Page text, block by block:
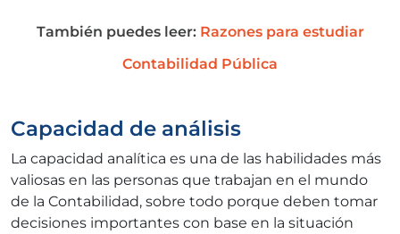
También puedes leer: Razones para estudiar
Contabilidad Pública
Capacidad de análisis
La capacidad analítica es una de las habilidades más
valiosas en las personas que trabajan en el mundo
de la Contabilidad, sobre todo porque deben tomar
decisiones importantes con base en la situación